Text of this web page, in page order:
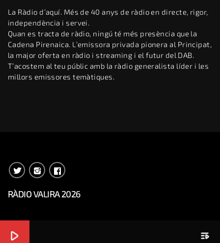
La Ràdio d’aquí. Més de 40 anys de ràdio en directe, rigor,
independència i servei.
Quan es tracta de ràdio, ningú té més presència que la
Cadena Pirenaica. L’emissora privada pionera al Principat,
la major oferta en ràdio i streaming i el futur del DAB.
T’acostem al teu públic amb la ràdio generalista líder i les
millors emissores temàtiques.
RÀDIO VALIRA 2026
play_arrow playlist_play